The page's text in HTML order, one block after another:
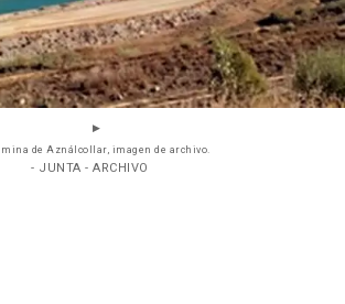
mina de Aználcollar, imagen de archivo.
- JUNTA - ARCHIVO